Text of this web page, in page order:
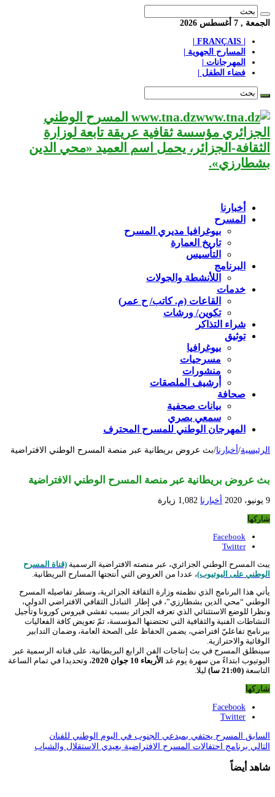
الجمعة , 7 أغسطس 2026
المسارح الجهوية |
المهرجانات |
فضاء الطفل |
www.tna.dz المسرح الوطني
الجزائري مؤسسة ثقافية عريقة تابعة لوزارة
الثقافة-الجزائر، يحمل اسم العميد «محي الدين
بشطارزي».
أخبارنا
المسرح
بيوغرافيا مديري المسرح
تاريخ العمارة
التأسيس
البرنامج
اللأنشطة والجولات
خدمات
القاعات (م. كاتب/ ح عمر)
تكوين/ ورشات
شراء التذاكر
توثيق
بيوغرافيا
مسرحيات
منشورات
أرشيف الملصقات
صحافة
بيانات صحفية
سمعي بصري
المهرجان الوطني للمسرح المحترف
الرئيسية/ أخبارنا/بث عروض بريطانية عبر منصة المسرح الوطني الافتراضية
بث عروض بريطانية عبر منصة المسرح الوطني الافتراضية
9 يونيو، 2020 أخبارنا 1,082 زيارة
شاركها
Facebook
Twitter
يبث المسرح الوطني الجزائري، عبر منصته الافتراضية الرسمية (قناة المسرح
الوطني على اليوتيوب)، عددا من العروض التي أنتجتها المسارح البريطانية.
يأتي هذا البرنامج الذي نظمته وزارة الثقافة الجزائرية، وسطر تفاصيله المسرح
الوطني “محي الدين بشطارزي”، في إطار التبادل الثقافي الافتراضي الدولي،
ونظرا للوضع الاستثنائي الذي تعرفه الجزائر بسبب تفشي فيروس كورونا وتأجيل
النشاطات الفنية والثقافية التي تحتضنها المؤسسة، تمّ تعويض كافة الفعاليات
ببرنامج تفاعليّ افتراضي، يضمن الحفاظ على الصحة العامة، وضمان التدابير
الوقائية والاحترازية.
سينطلق المسرح في بث إنتاجات الفن الرابع البريطانية، على قناته الرسمية عبر
اليوتيوب ابتداءً من سهرة يوم غد الأربعاء 10 جوان 2020
، وتحديدا في تمام الساعة
التاسعة (21:00 سا)
ليلا.
شاركها
Facebook
Twitter
السابق المسرح يحتفي بمبدعي الجنوب في اليوم الوطني للفنان
التالي برنامج احتفالات المسرح الافتراضية بعيدي الاستقلال والشباب
شاهد أيضاً